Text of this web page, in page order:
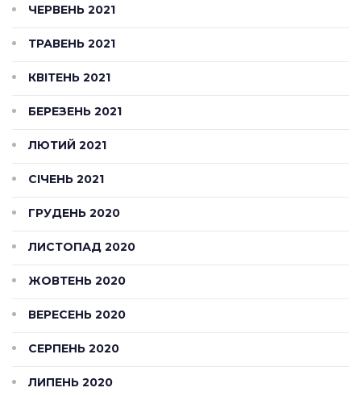
ЧЕРВЕНЬ 2021
ТРАВЕНЬ 2021
КВІТЕНЬ 2021
БЕРЕЗЕНЬ 2021
ЛЮТИЙ 2021
СІЧЕНЬ 2021
ГРУДЕНЬ 2020
ЛИСТОПАД 2020
ЖОВТЕНЬ 2020
ВЕРЕСЕНЬ 2020
СЕРПЕНЬ 2020
ЛИПЕНЬ 2020